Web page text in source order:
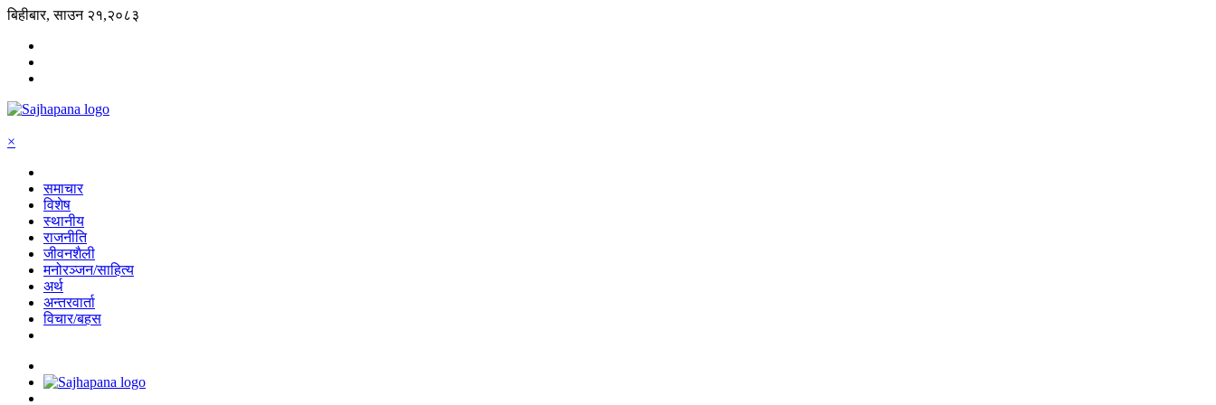
बिहीबार, साउन २१,२०८३
×
समाचार
विशेष
स्थानीय
राजनीति
जीवनशैली
मनोरञ्जन/साहित्य
अर्थ
अन्तरवार्ता
विचार/बहस